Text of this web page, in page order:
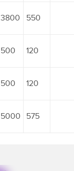
3800 550
500 120
500 120
5000 575